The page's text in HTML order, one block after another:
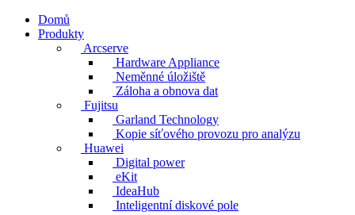
Domů
Produkty
Arcserve
Hardware Appliance
Neměnné úložiště
Záloha a obnova dat
Fujitsu
Garland Technology
Kopie síťového provozu pro analýzu
Huawei
Digital power
eKit
IdeaHub
Inteligentní diskové pole